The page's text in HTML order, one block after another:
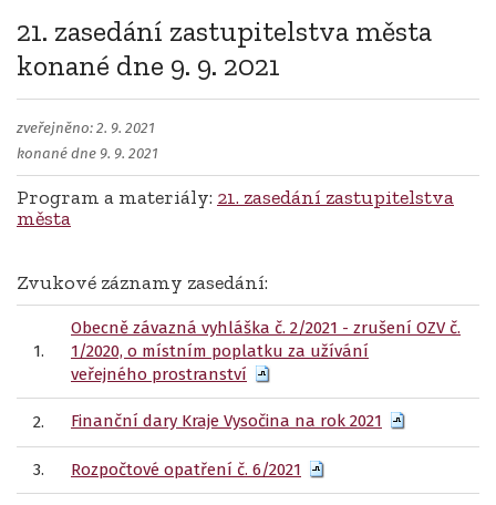
21. zasedání zastupitelstva města
konané dne 9. 9. 2021
zveřejněno: 2. 9. 2021
konané dne 9. 9. 2021
Program a materiály: 21. zasedání zastupitelstva
města
Zvukové záznamy zasedání:
1.
Obecně závazná vyhláška č. 2/2021 - zrušení OZV č.
1/2020, o místním poplatku za užívání
veřejného prostranství
2. Finanční dary Kraje Vysočina na rok 2021
3. Rozpočtové opatření č. 6/2021